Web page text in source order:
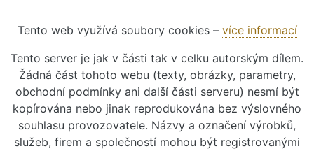
Tento web využívá soubory cookies – více informací
Tento server je jak v části tak v celku autorským dílem.
Žádná část tohoto webu (texty, obrázky, parametry,
obchodní podmínky ani další části serveru) nesmí být
kopírována nebo jinak reprodukována bez výslovného
souhlasu provozovatele. Názvy a označení výrobků,
služeb, firem a společností mohou být registrovanými